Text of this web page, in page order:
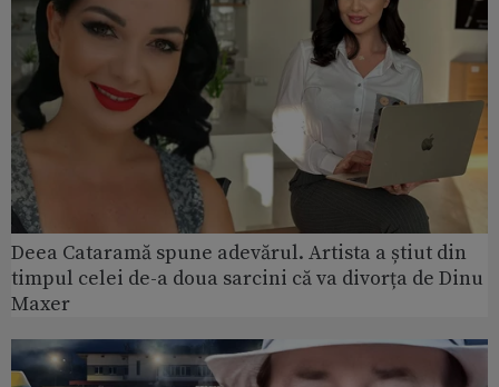
Deea Cataramă spune adevărul. Artista a știut din
timpul celei de-a doua sarcini că va divorța de Dinu
Maxer